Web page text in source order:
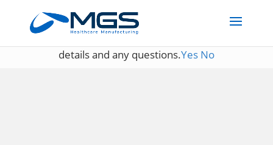
May we use cookies to track your activities? We take your
privacy very seriously. Please see our privacy policy for
details and any questions.Yes No